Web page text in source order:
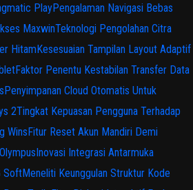
PlayPengalaman Navigasi Bebas
MaxwinTeknologi Pengolahan Citra
HitamKesesuaian Tampilan Layout Adaptif
Faktor Penentu Kestabilan Transfer Data
Penyimpanan Cloud Otomatis Untuk
2Tingkat Kepuasan Pengguna Terhadap
WinsFitur Reset Akun Mandiri Demi
Inovasi Integrasi Antarmuka
SoftMeneliti Keunggulan Struktur Kode